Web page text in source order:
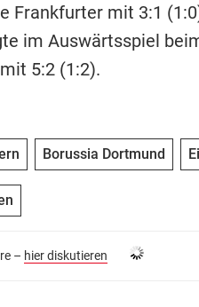
Frankfurter mit 3:1
im Auswärtsspiel
mit 5:2 (1:2).
Borussia Dortmund
– hier diskutieren